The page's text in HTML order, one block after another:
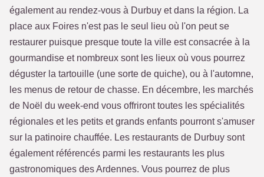
également au rendez-vous à Durbuy et dans la région. La
place aux Foires n'est pas le seul lieu où l'on peut se
restaurer puisque presque toute la ville est consacrée à la
gourmandise et nombreux sont les lieux où vous pourrez
déguster la tartouille (une sorte de quiche), ou à l'automne,
les menus de retour de chasse. En décembre, les marchés
de Noël du week-end vous offriront toutes les spécialités
régionales et les petits et grands enfants pourront s'amuser
sur la patinoire chauffée. Les restaurants de Durbuy sont
également référencés parmi les restaurants les plus
gastronomiques des Ardennes. Vous pourrez de plus